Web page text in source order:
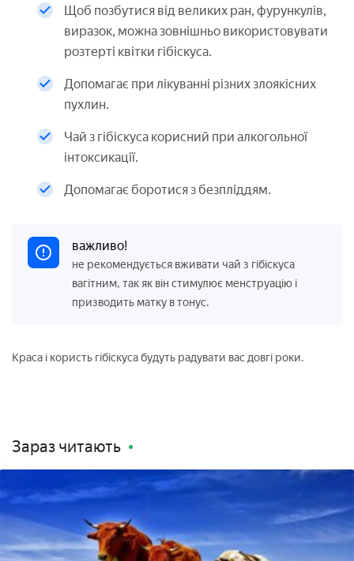
Щоб позбутися від великих ран, фурункулів,
виразок, можна зовнішньо використовувати
розтерті квітки гібіскуса.
Допомагає при лікуванні різних злоякісних
пухлин.
Чай з гібіскуса корисний при алкогольної
інтоксикації.
Допомагає боротися з безпліддям.
важливо!
не рекомендується вживати чай з гібіскуса
вагітним, так як він стимулює менструацію і
призводить матку в тонус.
Краса і користь гібіскуса будуть радувати вас довгі роки.
Зараз читають